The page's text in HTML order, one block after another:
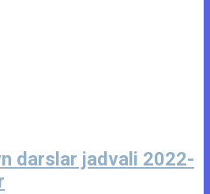
darslar jadvali 2022-